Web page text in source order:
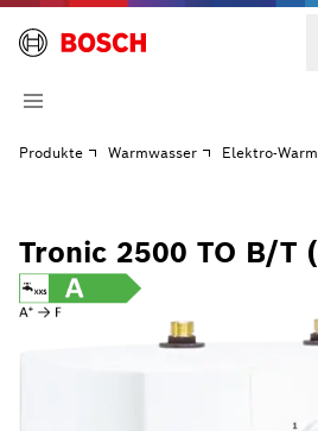
Produkte Warmwasser Elektro-
Tronic 2500 TO B/T